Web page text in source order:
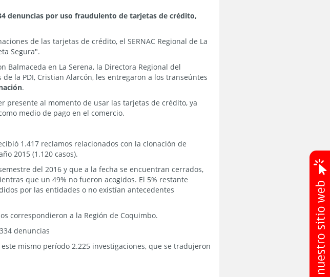
denuncias por uso fraudulento de tarjetas de crédito,
de las tarjetas de crédito, el SERNAC Regional de La
Segura".
Balmaceda en La Serena, la Directora Regional del
de la PDI, Cristian Alarcón, les entregaron a los transeúntes
.
presente al momento de usar las tarjetas de crédito, ya
medio de pago en el comercio.
1.417 reclamos relacionados con la clonación de
2015 (1.120 casos).
del 2016 y que a la fecha se encuentran cerrados,
que un 49% no fueron acogidos. El 5% restante
por las entidades o no existían antecedentes
correspondieron a la Región de Coquimbo.
denuncias
mismo período 2.225 investigaciones, que se tradujeron